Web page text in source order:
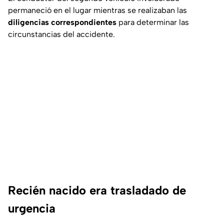
permaneció en el lugar mientras se realizaban las
diligencias correspondientes para determinar las
circunstancias del accidente.
Recién nacido era trasladado de
urgencia